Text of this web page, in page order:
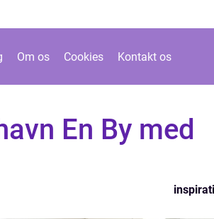
Om os Cookies Kontakt os
En By med